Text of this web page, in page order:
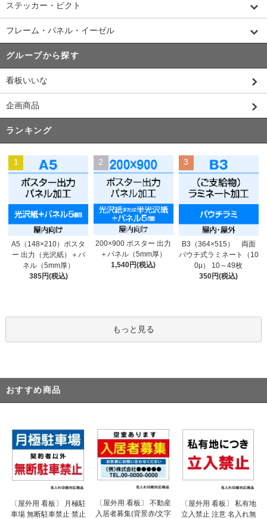
ステッカー・ピクト
フレーム・パネル・イーゼル
グループから探す
看板いいな
企画商品
ランキング
1
A5（148×210）ポスタ
ー 出力（光沢紙）＋パ
ネル（5mm厚）
385円(税込)
2
200×900 ポスター 出力
＋パネル（5mm厚）
1,540円(税込)
3
B3（364×515） 両面
パウチ式ラミネート（10
0μ） 10～49枚
350円(税込)
もっと見る
おすすめ商品
〔屋外用 看板〕 月極駐
車場 無断駐車禁止 禁止
〔屋外用 看板〕 不動産
入居者募集(背景赤/文字
〔屋外用 看板〕 私有地
立入禁止 注意 名入れ無